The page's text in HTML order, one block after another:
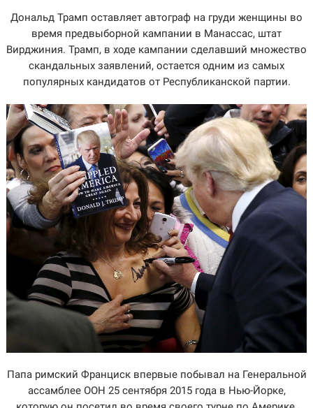
Дональд Трамп оставляет автограф на груди женщины во
время предвыборной кампании в Манассас, штат
Вирджиния. Трамп, в ходе кампании сделавший множество
скандальных заявлений, остается одним из самых
популярных кандидатов от Республиканской партии.
Папа римский Франциск впервые побывал на Генеральной
ассамблее ООН 25 сентября 2015 года в Нью-Йорке,